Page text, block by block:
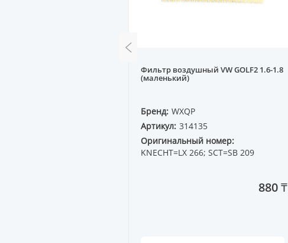
Фильтр воздушный VW GOLF2 1.6-1.8
(маленький)
Бренд: WXQP
Артикул: 314135
Оригинальный номер:
KNECHT=LX 266; SCT=SB 209
880 ₸